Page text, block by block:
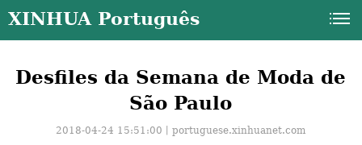
XINHUA Português
Desfiles da Semana de Moda de
São Paulo
2018-04-24 15:51:00丨portuguese.xinhuanet.com